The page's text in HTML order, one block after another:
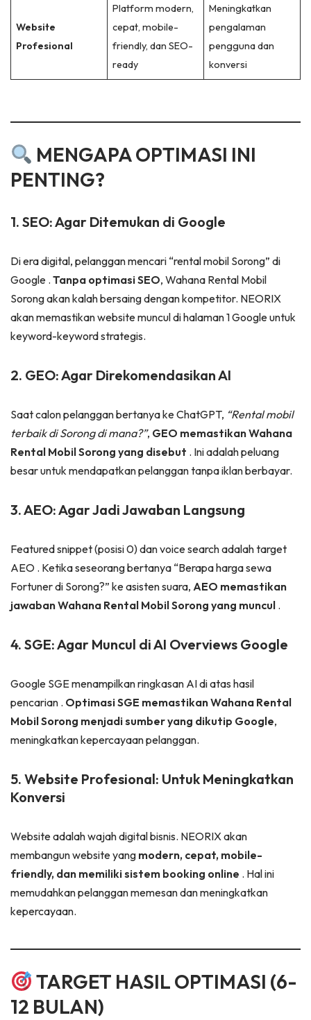
Website
Profesional
Platform modern,
cepat, mobile-
friendly, dan SEO-
ready
Meningkatkan
pengalaman
pengguna dan
konversi
MENGAPA OPTIMASI INI
PENTING?
1. SEO: Agar Ditemukan di Google
Di era digital, pelanggan mencari “rental mobil Sorong” di
Google . Tanpa optimasi SEO, Wahana Rental Mobil
Sorong akan kalah bersaing dengan kompetitor. NEORIX
akan memastikan website muncul di halaman 1 Google untuk
keyword-keyword strategis.
2. GEO: Agar Direkomendasikan AI
Saat calon pelanggan bertanya ke ChatGPT, “Rental mobil
terbaik di Sorong di mana?”, GEO memastikan Wahana
Rental Mobil Sorong yang disebut . Ini adalah peluang
besar untuk mendapatkan pelanggan tanpa iklan berbayar.
3. AEO: Agar Jadi Jawaban Langsung
Featured snippet (posisi 0) dan voice search adalah target
AEO . Ketika seseorang bertanya “Berapa harga sewa
Fortuner di Sorong?” ke asisten suara, AEO memastikan
jawaban Wahana Rental Mobil Sorong yang muncul .
4. SGE: Agar Muncul di AI Overviews Google
Google SGE menampilkan ringkasan AI di atas hasil
pencarian . Optimasi SGE memastikan Wahana Rental
Mobil Sorong menjadi sumber yang dikutip Google,
meningkatkan kepercayaan pelanggan.
5. Website Profesional: Untuk Meningkatkan
Konversi
Website adalah wajah digital bisnis. NEORIX akan
membangun website yang modern, cepat, mobile-
friendly, dan memiliki sistem booking online . Hal ini
memudahkan pelanggan memesan dan meningkatkan
kepercayaan.
TARGET HASIL OPTIMASI (6-
12 BULAN)